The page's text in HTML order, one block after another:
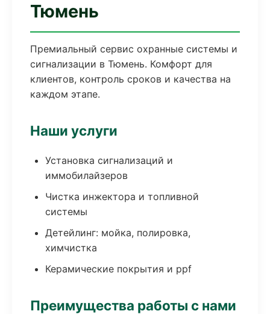
Тюмень
Премиальный сервис охранные системы и
сигнализации в Тюмень. Комфорт для
клиентов, контроль сроков и качества на
каждом этапе.
Наши услуги
Установка сигнализаций и
иммобилайзеров
Чистка инжектора и топливной
системы
Детейлинг: мойка, полировка,
химчистка
Керамические покрытия и ppf
Преимущества работы с нами